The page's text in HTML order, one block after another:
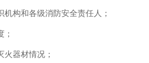
机构和各级消防安全责任人；
；
火器材情况；